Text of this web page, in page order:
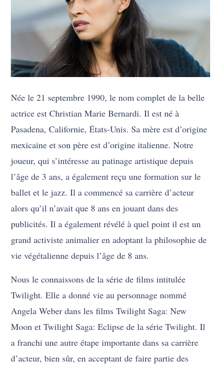
Née le 21 septembre 1990, le nom complet de la belle
actrice est Christian Marie Bernardi. Il est né à
Pasadena, Californie, États-Unis. Sa mère est d’origine
mexicaine et son père est d’origine italienne. Notre
joueur, qui s’intéresse au patinage artistique depuis
l’âge de 3 ans, a également reçu une formation sur le
ballet et le jazz. Il a commencé sa carrière d’acteur
alors qu’il n’avait que 8 ans en jouant dans des
publicités. Il a également révélé à quel point il est un
grand activiste animalier en adoptant la philosophie de
vie végétalienne depuis l’âge de 8 ans.
Nous le connaissons de la série de films intitulée
Twilight. Elle a donné vie au personnage nommé
Angela Weber dans les films Twilight Saga: New
Moon et Twilight Saga: Eclipse de la série Twilight. Il
a franchi une autre étape importante dans sa carrière
d’acteur, bien sûr, en acceptant de faire partie des